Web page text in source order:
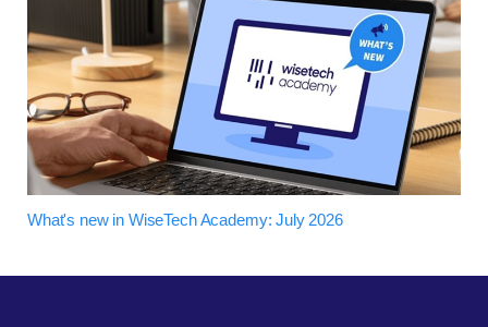
What's new in WiseTech Academy: July 2026